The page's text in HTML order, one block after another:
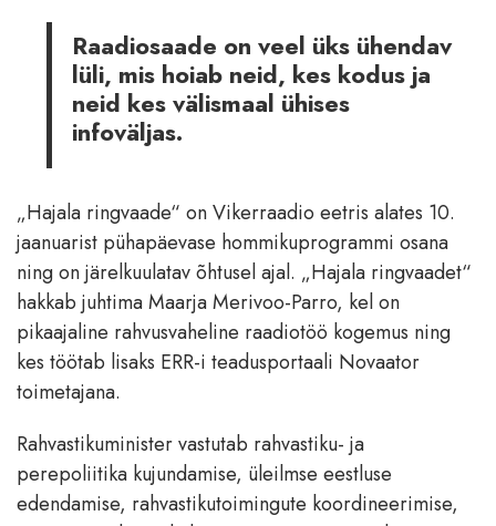
Raadiosaade on veel üks ühendav
lüli, mis hoiab neid, kes kodus ja
neid kes välismaal ühises
infoväljas.
„Hajala ringvaade“ on Vikerraadio eetris alates 10.
jaanuarist pühapäevase hommikuprogrammi osana
ning on järelkuulatav õhtusel ajal. „Hajala ringvaadet“
hakkab juhtima Maarja Merivoo-Parro, kel on
pikaajaline rahvusvaheline raadiotöö kogemus ning
kes töötab lisaks ERR-i teadusportaali Novaator
toimetajana.
Rahvastikuminister vastutab rahvastiku- ja
perepoliitika kujundamise, üleilmse eestluse
edendamise, rahvastikutoimingute koordineerimise,